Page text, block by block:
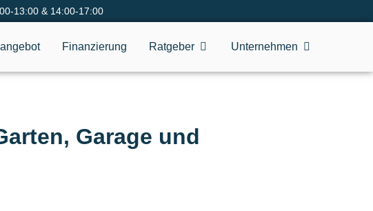
13:00 & 14:00-17:00
Finanzierung Ratgeber Unternehmen
Garage und